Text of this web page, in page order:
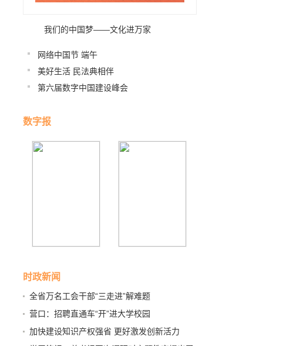
我们的中国梦——文化进万家
网络中国节 端午
美好生活 民法典相伴
第六届数字中国建设峰会
数字报
时政新闻
全省万名工会干部“三走进”解难题
营口：招聘直通车“开”进大学校园
加快建设知识产权强省 更好激发创新活力